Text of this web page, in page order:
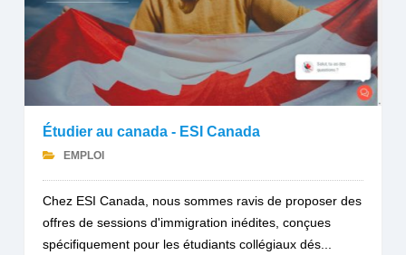
Étudier au canada - ESI Canada
EMPLOI
Chez ESI Canada, nous sommes ravis de proposer des
offres de sessions d'immigration inédites, conçues
spécifiquement pour les étudiants collégiaux dés...